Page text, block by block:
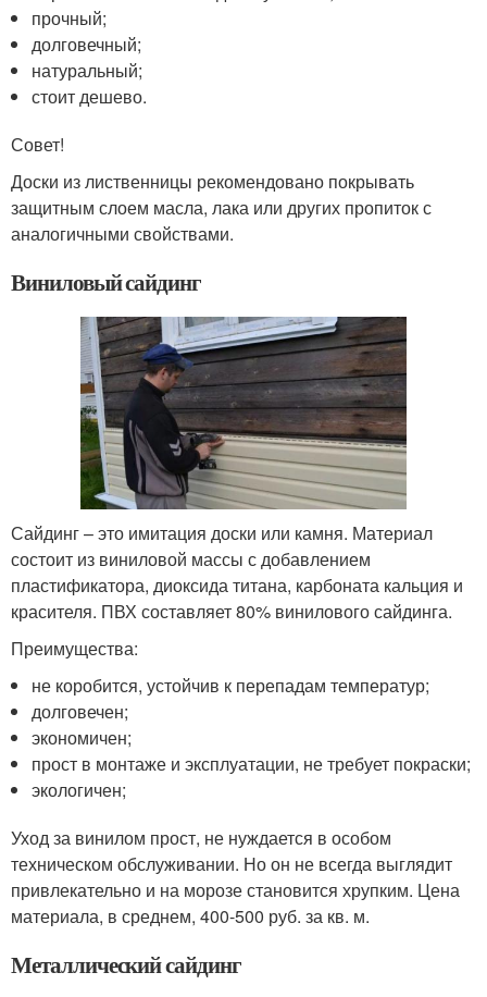
прочный;
долговечный;
натуральный;
стоит дешево.
Совет!
Доски из лиственницы рекомендовано покрывать
защитным слоем масла, лака или других пропиток с
аналогичными свойствами.
Виниловый сайдинг
Сайдинг – это имитация доски или камня. Материал
состоит из виниловой массы с добавлением
пластификатора, диоксида титана, карбоната кальция и
красителя. ПВХ составляет 80% винилового сайдинга.
Преимущества:
не коробится, устойчив к перепадам температур;
долговечен;
экономичен;
прост в монтаже и эксплуатации, не требует покраски;
экологичен;
Уход за винилом прост, не нуждается в особом
техническом обслуживании. Но он не всегда выглядит
привлекательно и на морозе становится хрупким. Цена
материала, в среднем, 400-500 руб. за кв. м.
Металлический сайдинг